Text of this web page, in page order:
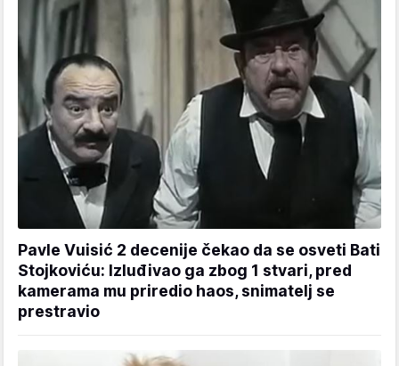
Pavle Vuisić 2 decenije čekao da se osveti Bati
Stojkoviću: Izluđivao ga zbog 1 stvari, pred
kamerama mu priredio haos, snimatelj se
prestravio